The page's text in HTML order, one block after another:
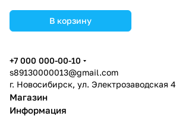
В корзину
+7 000 000-00-10
s89130000013@gmail.com
г. Новосибирск, ул. Электрозаводская 4
Магазин
Информация